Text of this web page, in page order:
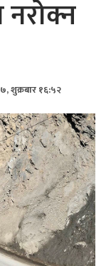
शुक्रबार १६:५२